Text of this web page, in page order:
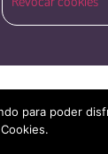
para poder